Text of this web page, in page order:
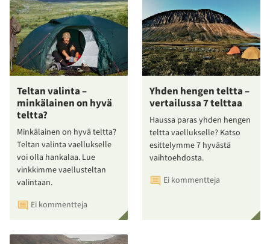
Teltan valinta –
minkälainen on hyvä
teltta?
Minkälainen on hyvä teltta?
Teltan valinta vaellukselle
voi olla hankalaa. Lue
vinkkimme vaellusteltan
valintaan.
Ei kommentteja
Yhden hengen teltta –
vertailussa 7 telttaa
Haussa paras yhden hengen
teltta vaellukselle? Katso
esittelymme 7 hyvästä
vaihtoehdosta.
Ei kommentteja